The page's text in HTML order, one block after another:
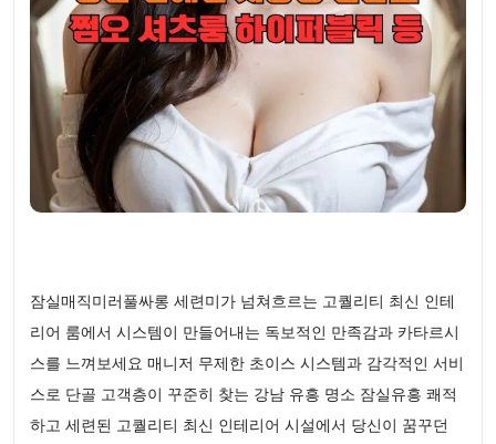
잠실매직미러풀싸롱 세련미가 넘쳐흐르는 고퀄리티 최신 인테
리어 룸에서 시스템이 만들어내는 독보적인 만족감과 카타르시
스를 느껴보세요 매니저 무제한 초이스 시스템과 감각적인 서비
스로 단골 고객층이 꾸준히 찾는 강남 유흥 명소 잠실유흥 쾌적
하고 세련된 고퀄리티 최신 인테리어 시설에서 당신이 꿈꾸던